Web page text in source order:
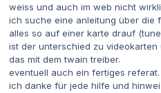
weiss und auch im web nicht
ich suche eine anleitung über die
alles so auf einer karte drauf
ist der unterschied zu
das mit dem twain treiber.
eventuell auch ein fertiges referat.
ich danke für jede hilfe und